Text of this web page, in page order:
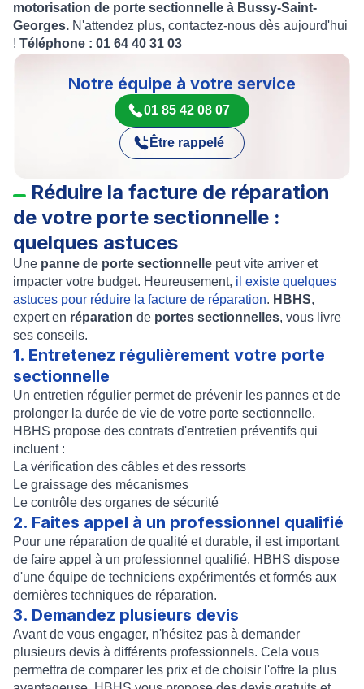
motorisation de porte sectionnelle à Bussy-Saint-
Georges. N'attendez plus, contactez-nous dès aujourd'hui
! Téléphone : 01 64 40 31 03
Notre équipe à votre service
01 85 42 08 07
Être rappelé
Réduire la facture de réparation
de votre porte sectionnelle :
quelques astuces
Une panne de porte sectionnelle peut vite arriver et
impacter votre budget. Heureusement, il existe quelques
astuces pour réduire la facture de réparation. HBHS,
expert en réparation de portes sectionnelles, vous livre
ses conseils.
1. Entretenez régulièrement votre porte
sectionnelle
Un entretien régulier permet de prévenir les pannes et de
prolonger la durée de vie de votre porte sectionnelle.
HBHS propose des contrats d'entretien préventifs qui
incluent :
La vérification des câbles et des ressorts
Le graissage des mécanismes
Le contrôle des organes de sécurité
2. Faites appel à un professionnel qualifié
Pour une réparation de qualité et durable, il est important
de faire appel à un professionnel qualifié. HBHS dispose
d'une équipe de techniciens expérimentés et formés aux
dernières techniques de réparation.
3. Demandez plusieurs devis
Avant de vous engager, n'hésitez pas à demander
plusieurs devis à différents professionnels. Cela vous
permettra de comparer les prix et de choisir l'offre la plus